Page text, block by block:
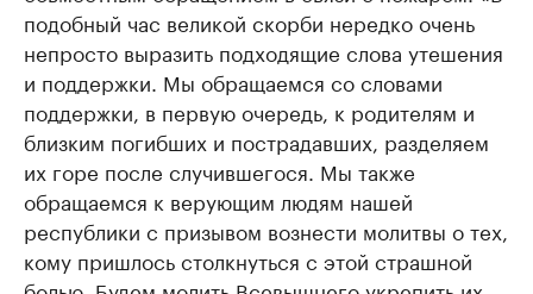
подобный час великой скорби нередко очень
непросто выразить подходящие слова утешения
и поддержки. Мы обращаемся со словами
поддержки, в первую очередь, к родителям и
близким погибших и пострадавших, разделяем
их горе после случившегося. Мы также
обращаемся к верующим людям нашей
республики с призывом вознести молитвы о тех,
кому пришлось столкнуться с этой страшной